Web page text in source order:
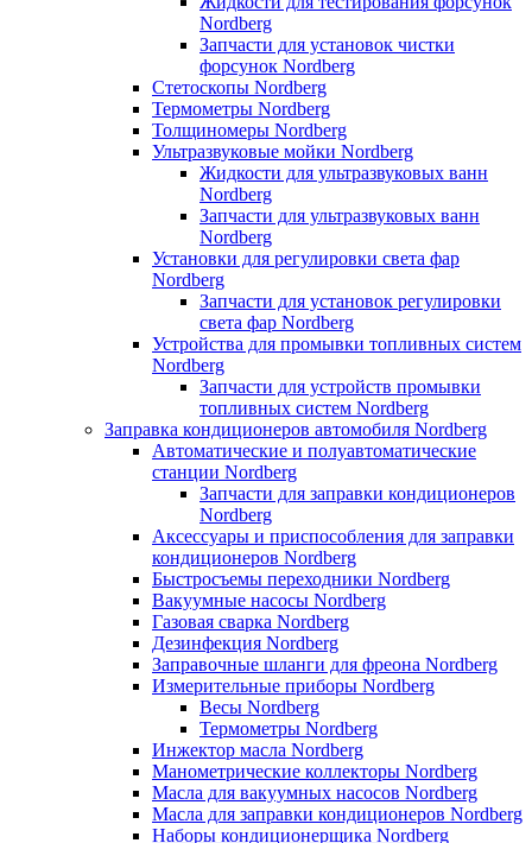
Nordberg
Запчасти для установок чистки
форсунок Nordberg
Стетоскопы Nordberg
Термометры Nordberg
Толщиномеры Nordberg
Ультразвуковые мойки Nordberg
Жидкости для ультразвуковых ванн
Nordberg
Запчасти для ультразвуковых ванн
Nordberg
Установки для регулировки света фар
Nordberg
Запчасти для установок регулировки
света фар Nordberg
Устройства для промывки топливных систем
Nordberg
Запчасти для устройств промывки
топливных систем Nordberg
Заправка кондиционеров автомобиля Nordberg
Автоматические и полуавтоматические
станции Nordberg
Запчасти для заправки кондиционеров
Nordberg
Аксессуары и приспособления для заправки
кондиционеров Nordberg
Быстросъемы переходники Nordberg
Вакуумные насосы Nordberg
Газовая сварка Nordberg
Дезинфекция Nordberg
Заправочные шланги для фреона Nordberg
Измерительные приборы Nordberg
Весы Nordberg
Термометры Nordberg
Инжектор масла Nordberg
Манометрические коллекторы Nordberg
Масла для вакуумных насосов Nordberg
Масла для заправки кондиционеров Nordberg
Наборы кондиционерщика Nordberg